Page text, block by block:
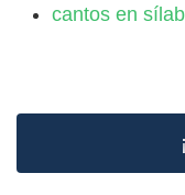
cantos en